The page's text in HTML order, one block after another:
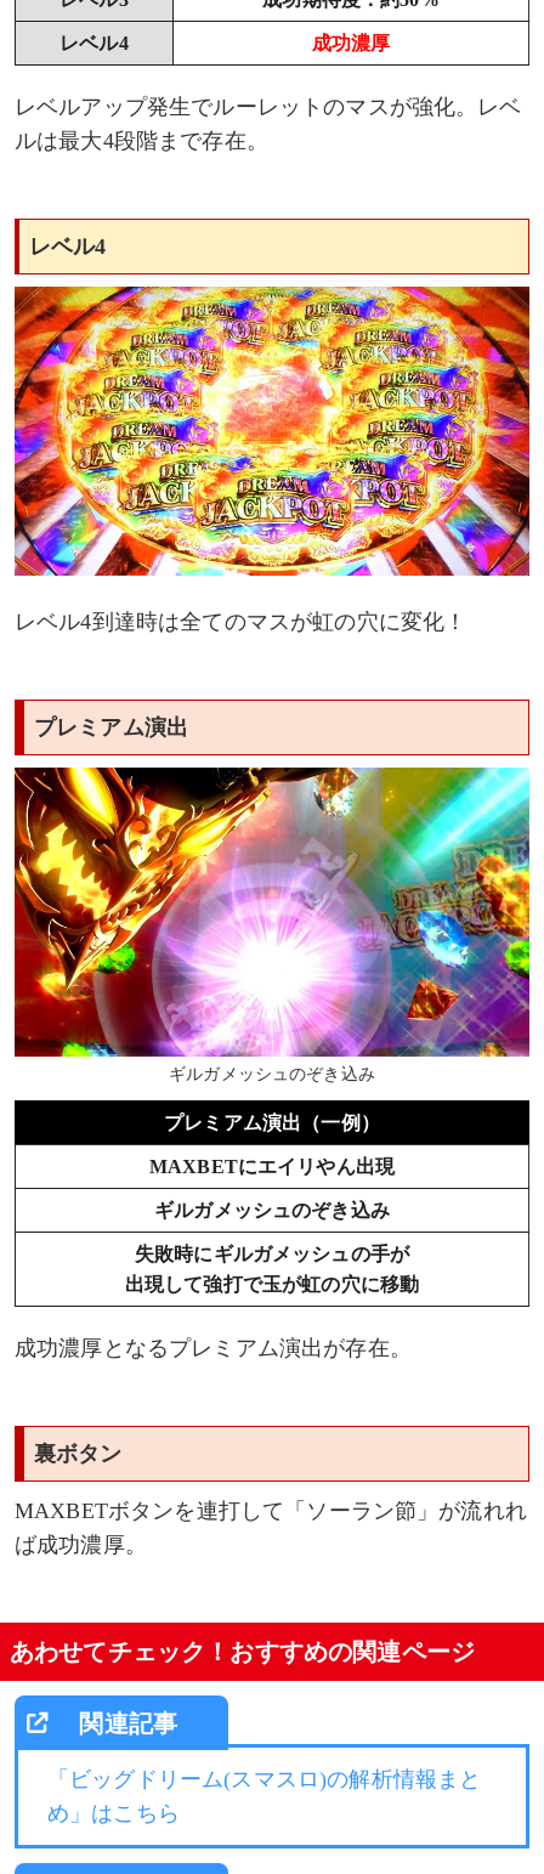
レベル4 成功濃厚
レベルアップ発生でルーレットのマスが強化。レベ
ルは最大4段階まで存在。
レベル4
レベル4到達時は全てのマスが虹の穴に変化！
プレミアム演出
ギルガメッシュのぞき込み
プレミアム演出（一例）
MAXBETにエイリやん出現
ギルガメッシュのぞき込み
失敗時にギルガメッシュの手が
出現して強打で玉が虹の穴に移動
成功濃厚となるプレミアム演出が存在。
裏ボタン
MAXBETボタンを連打して「ソーラン節」が流れれ
ば成功濃厚。
あわせてチェック！おすすめの関連ページ
「ビッグドリーム(スマスロ)の解析情報まと
め」はこちら